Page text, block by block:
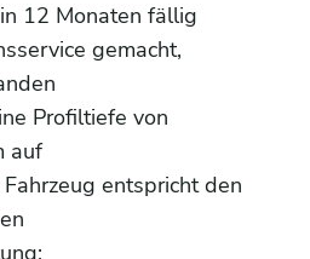
12 Monaten fällig
gemacht,
Profiltiefe von
auf
entspricht den